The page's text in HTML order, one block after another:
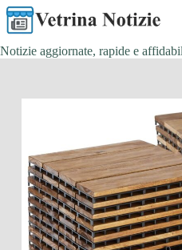
Salta
al
contenuto
Notizie aggiornate, rapide e